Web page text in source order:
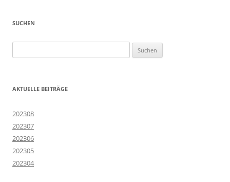
SUCHEN
nach:
AKTUELLE BEITRÄGE
202308
202307
202306
202305
202304